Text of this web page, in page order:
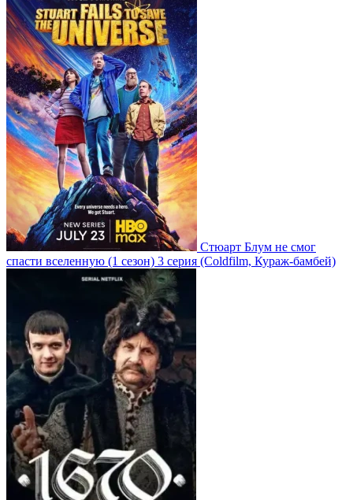
Стюарт Блум не смог
спасти вселенную (1 сезон) 3 серия (Coldfilm, Кураж-бамбей)